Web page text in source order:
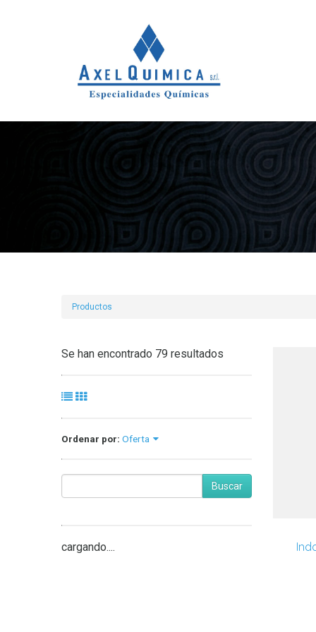
Productos
Se han encontrado 79 resultados
Ordenar por: Oferta
Buscar
cargando....